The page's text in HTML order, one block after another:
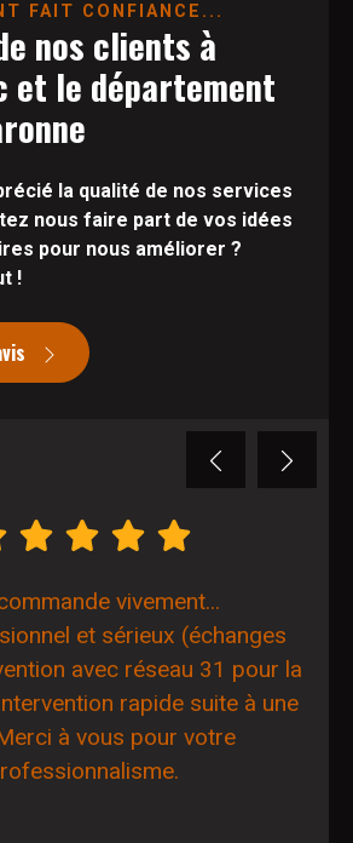
FAIT CONFIANCE...
nos clients à
et le département
la qualité de nos services
nous faire part de vos idées
pour nous améliorer ?
!
Previous
Next
vivement...
et sérieux (échanges
avec réseau 31 pour la
rapide suite à une
à vous pour votre